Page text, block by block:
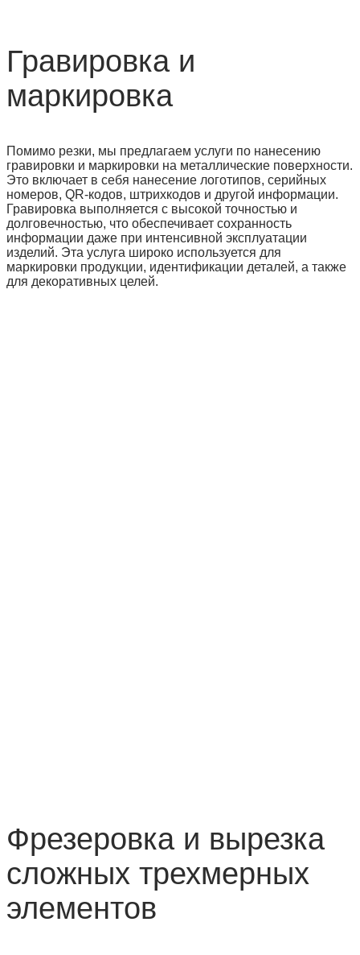
Гравировка и
маркировка
Помимо резки, мы предлагаем услуги по нанесению
гравировки и маркировки на металлические поверхности.
Это включает в себя нанесение логотипов, серийных
номеров, QR-кодов, штрихкодов и другой информации.
Гравировка выполняется с высокой точностью и
долговечностью, что обеспечивает сохранность
информации даже при интенсивной эксплуатации
изделий. Эта услуга широко используется для
маркировки продукции, идентификации деталей, а также
для декоративных целей.
Фрезеровка и вырезка
сложных трехмерных
элементов